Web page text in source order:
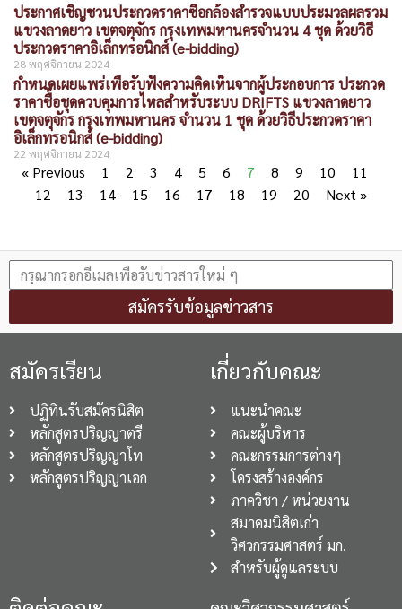
ประกาศเชิญชวนประกวดราคาซื้อกล้องสำรวจแบบประมวลผลรวม
แขวงลาดยาว เขตจตุจักร กรุงเทพมหานครจำนวน 4 ชุด ด้วยวิธี
ประกวดราคาอิเล็กทรอนิกส์ (e-bidding)
28 พฤศจิกายน 2024
กำหนดเผยแพร่เพื่อรับฟังความคิดเห็นจากผู้ประกอบการ ประกวด
ราคาซื้อชุดควบคุมการไหลสำหรับระบบ DRIFTS แขวงลาดยาว
เขตจตุจักร กรุงเทพมหานคร จำนวน 1 ชุด ด้วยวิธีประกวดราคา
อิเล็กทรอนิกส์ (e-bidding)
22 พฤศจิกายน 2024
« Previous 1 2 3 4 5 6 7 8 9 10
11
12
13 14 15 16 17 18 19 20 Next »
สมัครรับข้อมูลข่าวสาร
สมัครเรียน
ปฏิทินรับสมัครนิสิต
หลักสูตรปริญญาตรี
หลักสูตรปริญญาโท
หลักสูตรปริญญาเอก
เกี่ยวกับคณะ
แนะนำคณะ
คณะผู้บริหาร
คณะกรรมการต่างๆ
โครงสร้างองค์กร
ภาควิชา / หน่วยงาน
สมาคมนิสิตเก่า
วิศวกรรมศาสตร์ มก.
สำหรับผู้ดูแลระบบ